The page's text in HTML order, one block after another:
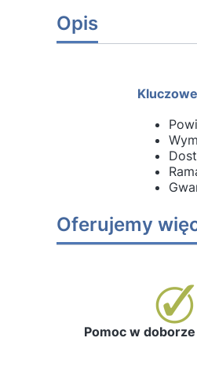
Opis
Oferujemy
Pomoc w